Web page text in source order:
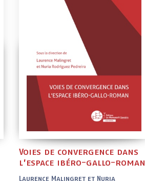
Voies de convergence dans
l’espace ibéro-gallo-roman
Laurence Malingret et Nuria